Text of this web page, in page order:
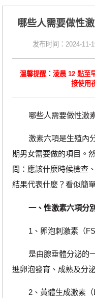
哪些人需要做性
发布时间：2024-11-
溫馨提醒：淩晨 12 點至
接使用
哪些人需要做性激素
激素六項是生殖內分
期男女需要做的項目。
問：應該什麼時候檢查
結果代表什麼？看似簡
一、性激素六項分
1、卵泡刺激素（
是由腺垂體分泌的一
進卵泡發育、成熟及分
2、黃體生成激素（